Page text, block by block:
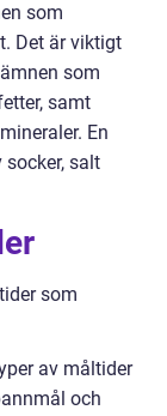
som
Det är viktigt
som
samt
En
salt
som
av måltider
och